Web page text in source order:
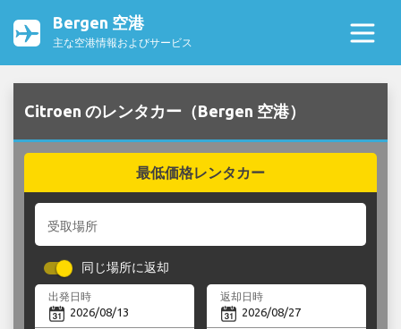
Bergen 空港
主な空港情報およびサービス
Citroen のレンタカー（Bergen 空港）
最低価格レンタカー
受取場所
同じ場所に返却
出発日時 返却日時